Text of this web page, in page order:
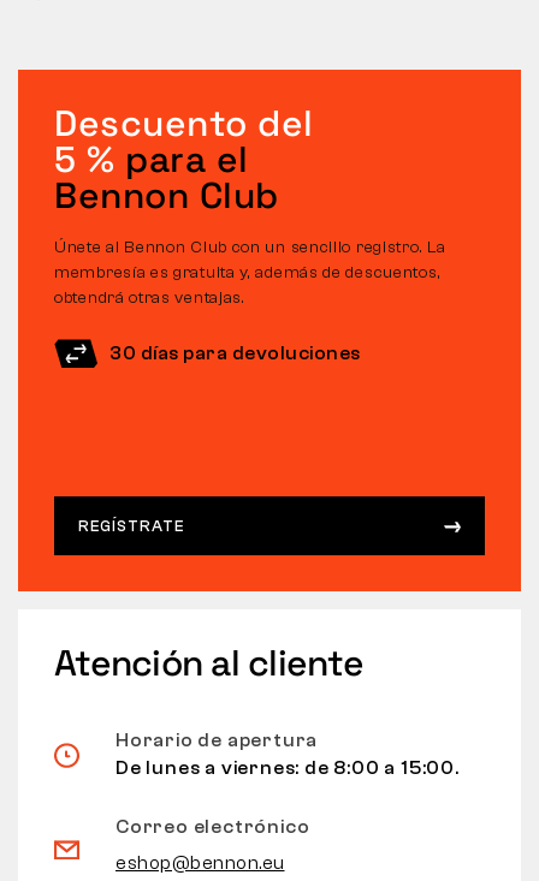
Descuento del
5 % para el
Bennon Club
Únete al Bennon Club con un sencillo registro. La
membresía es gratuita y, además de descuentos,
obtendrá otras ventajas.
30 días para devoluciones
REGÍSTRATE
Atención al cliente
Horario de apertura
De lunes a viernes: de 8:00 a 15:00.
Correo electrónico
eshop@bennon.eu